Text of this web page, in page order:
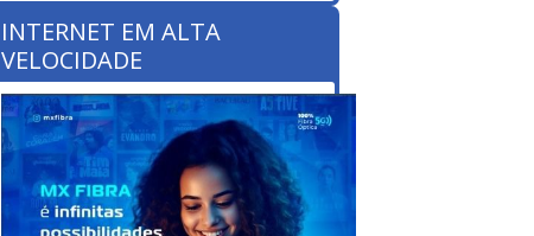
INTERNET EM ALTA
VELOCIDADE